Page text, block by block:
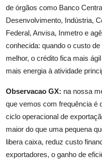
de órgãos como Banco
Desenvolvimento, Indústria,
Federal, Anvisa, Inmetro e
conhecida: quando o custo
melhor, o crédito fica mais
mais energia à atividade
Observacao GX: na nossa
que vemos com frequência é
ciclo operacional de
maior do que uma pequena
libera caixa, reduz custo
exportadores, o ganho de